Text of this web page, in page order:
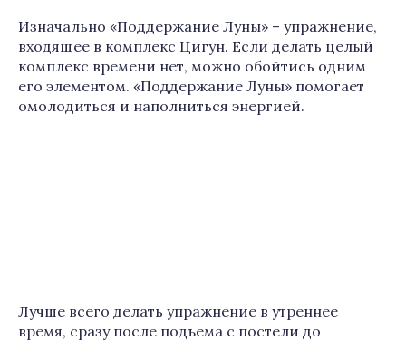
Изначально «Поддержание Луны» – упражнение,
входящее в комплекс Цигун. Если делать целый
комплекс времени нет, можно обойтись одним
его элементом. «Поддержание Луны» помогает
омолодиться и наполниться энергией.
Лучше всего делать упражнение в утреннее
время, сразу после подъема с постели до